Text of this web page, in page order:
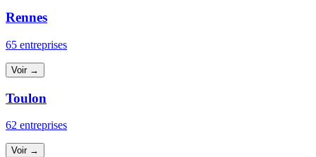
Rennes
65 entreprises
Voir →
Toulon
62 entreprises
Voir →